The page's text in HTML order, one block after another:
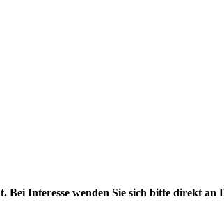
Bei Interesse wenden Sie sich bitte direkt an